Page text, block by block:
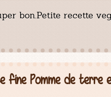
bon.Petite recette
fine Pomme de terre